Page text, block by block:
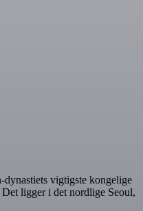
dynastiets vigtigste kongelige
Det ligger i det nordlige Seoul,